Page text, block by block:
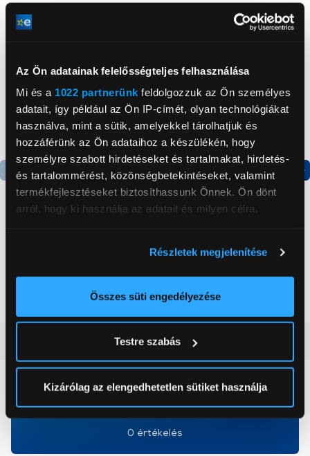
Az Ön adatainak felelősségteljes felhasználása
Mi és a 1022 partnerünk feldolgozzuk az Ön személyes
adatait, így például az Ön IP-címét, olyan technológiákat
használva, mint a sütik, amelyekkel tárolhatjuk és
hozzáférünk az Ön adataihoz a készülékén, hogy
személyre szabott hirdetéseket és tartalmakat, hirdetés-
és tartalommérést, közönségbetekintéseket, valamint
termékfejlesztéseket biztosíthassunk Önnek. Ön dönt
arról, hogy ki használja az adatait és milyen célra.
elhelyezkedéséről pár méteres pontossággal
Az Ön készülékén beazonosítása annak konkrét
módjairól és adja meg preferenciáit aRészletek
pontban. Bármikor módosíthatja vagy visszavonhatja a
Sütinyilatkozathoz való hozzájárulását.
okat használ, melyeket az Ön gépén tárol a rendszer. A
Részletek megjelenítése
Összes süti engedélyezése
Testre szabás
Kizárólag az elengedhetetlen sütiket használja
Termék adatlap Termék adatlap
Alulfagyasztós
(0)
0
0 értékelés